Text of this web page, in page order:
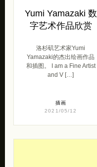
Yumi Yamazaki 数
字艺术作品欣赏
洛杉矶艺术家Yumi
Yamazaki的杰出绘画作品
和插图。 I am a Fine Artist
and V […]
插画
2021/05/12